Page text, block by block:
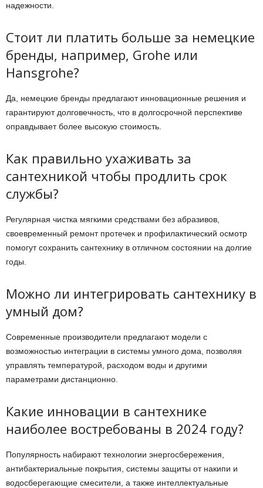
надежности.
Стоит ли платить больше за немецкие
бренды, например, Grohe или
Hansgrohe?
Да, немецкие бренды предлагают инновационные решения и
гарантируют долговечность, что в долгосрочной перспективе
оправдывает более высокую стоимость.
Как правильно ухаживать за
сантехникой чтобы продлить срок
службы?
Регулярная чистка мягкими средствами без абразивов,
своевременный ремонт протечек и профилактический осмотр
помогут сохранить сантехнику в отличном состоянии на долгие
годы.
Можно ли интегрировать сантехнику в
умный дом?
Современные производители предлагают модели с
возможностью интеграции в системы умного дома, позволяя
управлять температурой, расходом воды и другими
параметрами дистанционно.
Какие инновации в сантехнике
наиболее востребованы в 2024 году?
Популярность набирают технологии энергосбережения,
антибактериальные покрытия, системы защиты от накипи и
водосберегающие смесители, а также интеллектуальные